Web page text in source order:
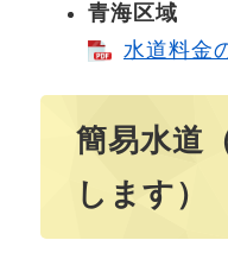
青海区域
水道料金
簡易水道
します）